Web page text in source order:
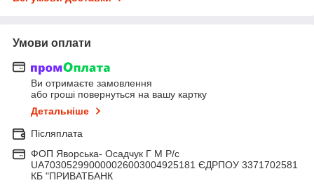
Умови оплати
Ви отримаєте замовлення
або гроші повернуться на вашу картку
Детальніше
Післяплата
ФОП Яворська- Осадчук Г М Р/c
UA703052990000026003004925181 ЄДРПОУ 3371702581
КБ "ПРИВАТБАНК